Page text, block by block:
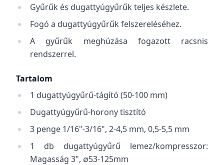
Gyűrűk és dugattyúgyűrűk teljes készlete.
Fogó a dugattyúgyűrűk felszereléséhez.
A gyűrűk meghúzása fogazott racsnis
rendszerrel.
Tartalom
1 dugattyúgyűrű-tágító (50-100 mm)
Dugattyúgyűrű-horony tisztító
3 penge 1/16"-3/16", 2-4,5 mm, 0,5-5,5 mm
1 db dugattyúgyűrű lemez/kompresszor:
Magasság 3", ∅53-125mm